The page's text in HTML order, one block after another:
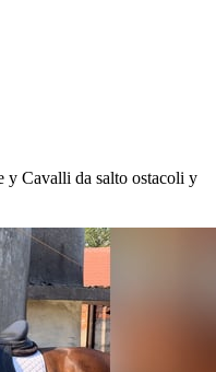
y Cavalli da salto ostacoli y